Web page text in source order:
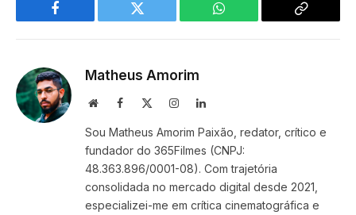
Facebook Twitter WhatsApp
Copy
Matheus Amorim
WebsiteFacebook InstagramLinkedIn
Sou Matheus Amorim Paixão, redator, crítico e
fundador do 365Filmes (CNPJ:
48.363.896/0001-08). Com trajetória
consolidada no mercado digital desde 2021,
especializei-me em crítica cinematográfica e